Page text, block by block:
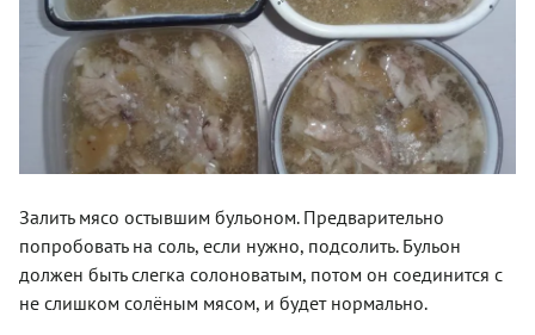
Залить мясо остывшим бульоном. Предварительно
попробовать на соль, если нужно, подсолить. Бульон
должен быть слегка солоноватым, потом он соединится с
не слишком солёным мясом, и будет нормально.